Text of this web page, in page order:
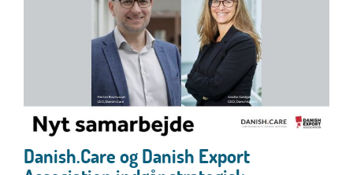
Danish.Care og Danish Export